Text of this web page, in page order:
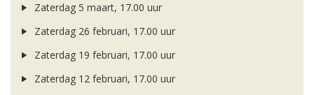
Zaterdag 5 maart, 17.00 uur
Zaterdag 26 februari, 17.00 uur
Zaterdag 19 februari, 17.00 uur
Zaterdag 12 februari, 17.00 uur